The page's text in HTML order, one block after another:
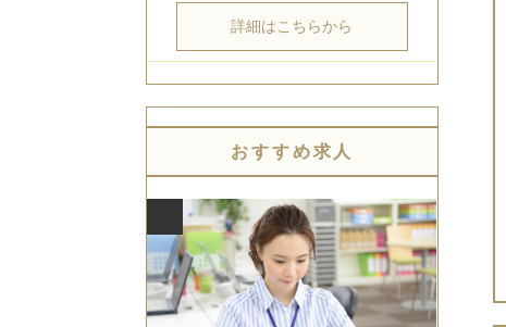
詳細はこちらから
おすすめ求人